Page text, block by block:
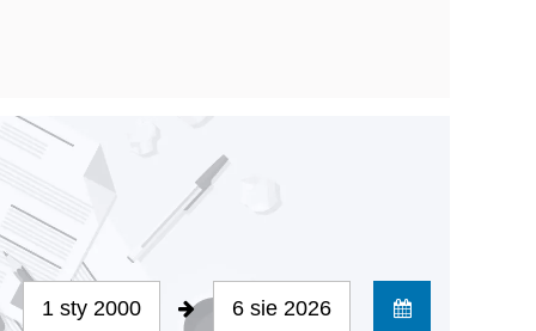
1 sty 2000 6 sie 2026